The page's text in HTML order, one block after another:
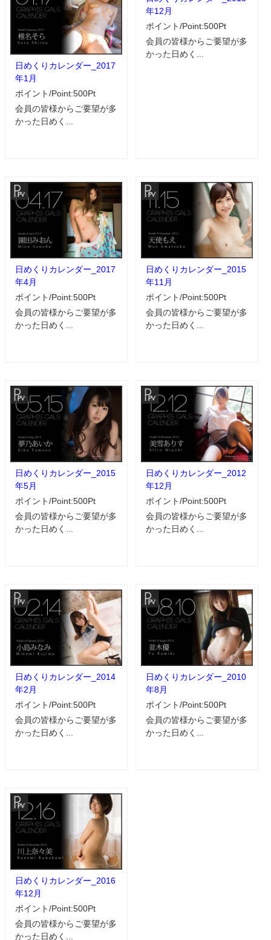
日めくりカレンダー_2017
年1月
ポイント/Point:500Pt
会員の皆様からご要望が多
かった日めく...
年12月
ポイント/Point:500Pt
会員の皆様からご要望が多
かった日めく...
日めくりカレンダー_2017
年4月
ポイント/Point:500Pt
会員の皆様からご要望が多
かった日めく...
日めくりカレンダー_2015
年11月
ポイント/Point:500Pt
会員の皆様からご要望が多
かった日めく...
日めくりカレンダー_2015
年5月
ポイント/Point:500Pt
会員の皆様からご要望が多
かった日めく...
日めくりカレンダー_2012
年12月
ポイント/Point:500Pt
会員の皆様からご要望が多
かった日めく...
日めくりカレンダー_2014
年2月
ポイント/Point:500Pt
会員の皆様からご要望が多
かった日めく...
日めくりカレンダー_2010
年8月
ポイント/Point:500Pt
会員の皆様からご要望が多
かった日めく...
日めくりカレンダー_2016
年12月
ポイント/Point:500Pt
会員の皆様からご要望が多
かった日めく...